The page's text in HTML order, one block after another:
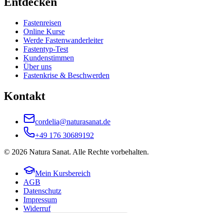
Fastenreisen
Online Kurse
Werde Fastenwanderleiter
Fastentyp-Test
Kundenstimmen
Über uns
Fastenkrise & Beschwerden
Kontakt
cordelia@naturasanat.de
+49 176 30689192
© 2026 Natura Sanat. Alle Rechte vorbehalten.
Mein Kursbereich
AGB
Datenschutz
Impressum
Widerruf